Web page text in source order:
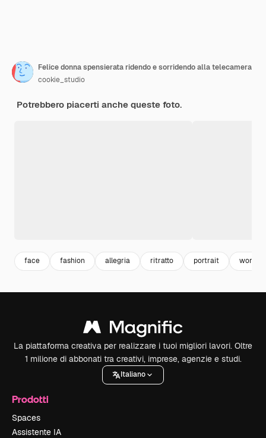
Felice donna spensierata ridendo e sorridendo alla telecamera
cookie_studio
Potrebbero piacerti anche queste foto.
face fashion allegria ritratto portrait woman
La piattaforma creativa per realizzare i tuoi migliori lavori. Oltre
1 milione di abbonati tra creativi, imprese, agenzie e studi.
Italiano
Prodotti
Spaces
Assistente IA